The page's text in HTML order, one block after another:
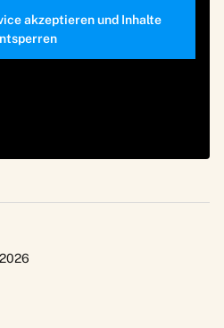
akzeptieren und Inhalte